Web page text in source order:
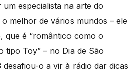
especialista na arte do
melhor de vários mundos – ele
que é “romântico como o
tipo Toy” – no Dia de São
desafiou-o a vir à rádio dar dicas